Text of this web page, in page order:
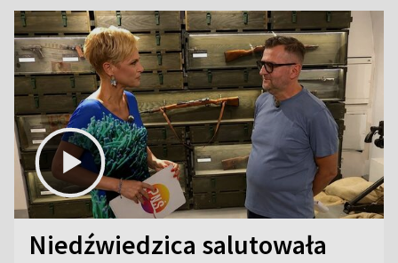
Niedźwiedzica salutowała